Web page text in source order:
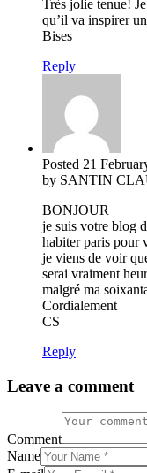
Très jolie tenue!
qu’il va inspirer
Bises
Reply
Posted 21
by SANTIN
BONJOUR
je suis votre blog
habiter paris pour
je viens de voir
serai vraiment
malgré ma
Cordialement
CS
Reply
Leave a comment
Comment
Name